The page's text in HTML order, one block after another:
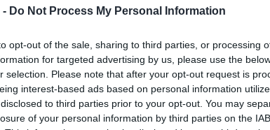
- Do Not Process My Personal Information
opt-out of the sale, sharing to third parties, or processing
for targeted advertising by us, please use the
selection. Please note that after your opt-out request is
interest-based ads based on personal information
to third parties prior to your opt-out. You may
of your personal information by third parties on the